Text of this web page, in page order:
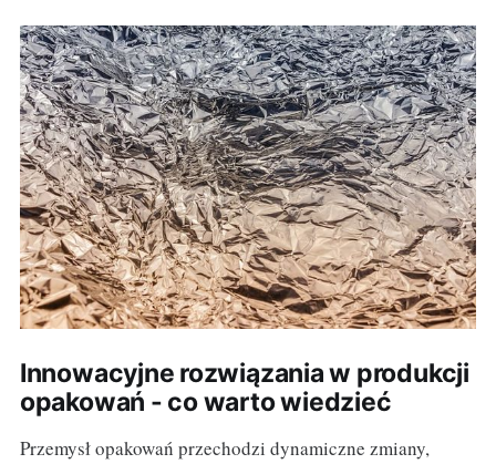
Innowacyjne rozwiązania w produkcji
opakowań - co warto wiedzieć
Przemysł opakowań przechodzi dynamiczne zmiany,